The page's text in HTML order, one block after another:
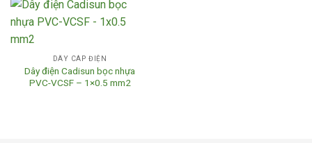
DÂY CÁP ĐIỆN
Dây điện Cadisun bọc nhựa
PVC-VCSF – 1×0.5 mm2